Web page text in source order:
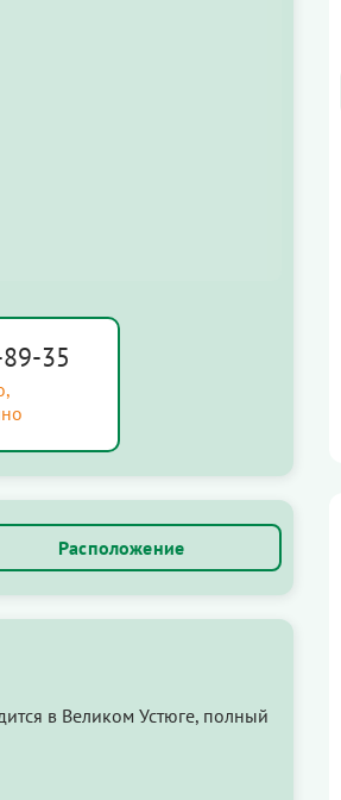
35
Расположение
в Великом Устюге, полный